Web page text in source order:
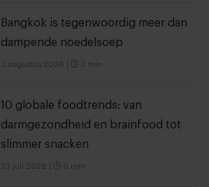
Bangkok is tegenwoordig meer dan
dampende noedelsoep
3 augustus 2026 3 min
10 globale foodtrends: van
darmgezondheid en brainfood tot
slimmer snacken
23 juli 2026 6 min